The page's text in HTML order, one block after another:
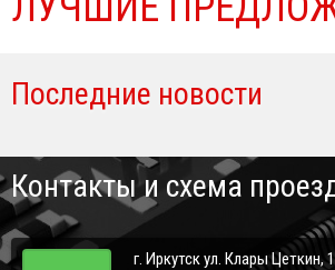
Последние новости
Контакты и схема
г. Иркутск ул. Клары Цеткин,